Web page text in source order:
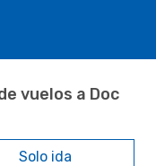
vuelos a Doc
Solo ida